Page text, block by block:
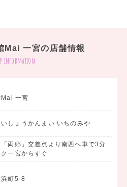
Mai 一宮の店舗情報
information
一宮
しょうかんまい いちのみや
両郷」交差点より南西へ車で3分
一宮からすぐ
町5-8